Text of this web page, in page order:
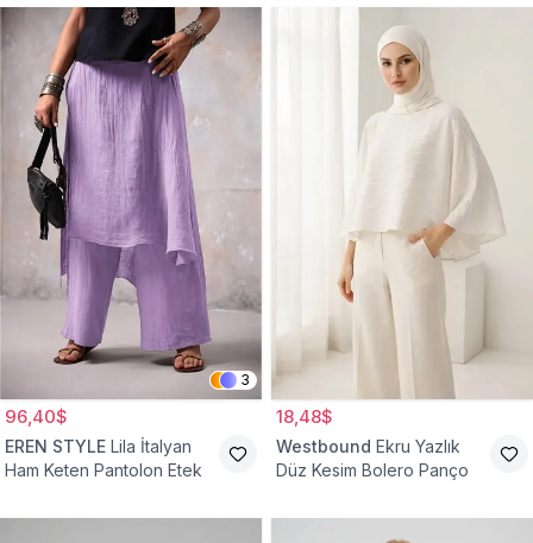
3
96,40$
EREN STYLE Lila İtalyan
Ham Keten Pantolon Etek
18,48$
Westbound Ekru Yazlık
Düz Kesim Bolero Panço